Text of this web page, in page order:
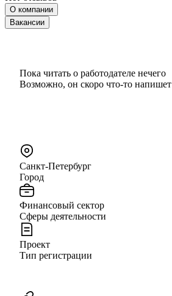
О компании
Вакансии
Пока читать о работодателе нечего
Возможно, он скоро что‑то напишет
Санкт-Петербург
Город
Финансовый сектор
Сферы деятельности
Проект
Тип регистрации